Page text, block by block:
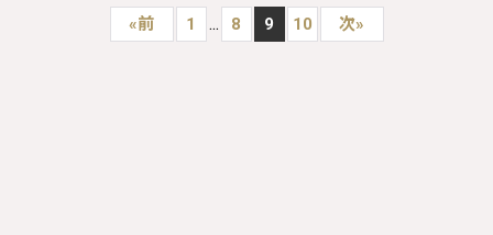
«前 1 ... 8 9 10 次»